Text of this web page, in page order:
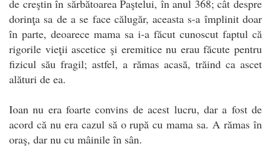
de creştin în sărbătoarea Paştelui, în anul 368; cât despre
dorinţa sa de a se face călugăr, aceasta s-a împlinit doar
în parte, deoarece mama sa i-a făcut cunoscut faptul că
rigorile vieţii ascetice şi eremitice nu erau făcute pentru
fizicul său fragil; astfel, a rămas acasă, trăind ca ascet
alături de ea.
Ioan nu era foarte convins de acest lucru, dar a fost de
acord că nu era cazul să o rupă cu mama sa. A rămas în
oraş, dar nu cu mâinile în sân.